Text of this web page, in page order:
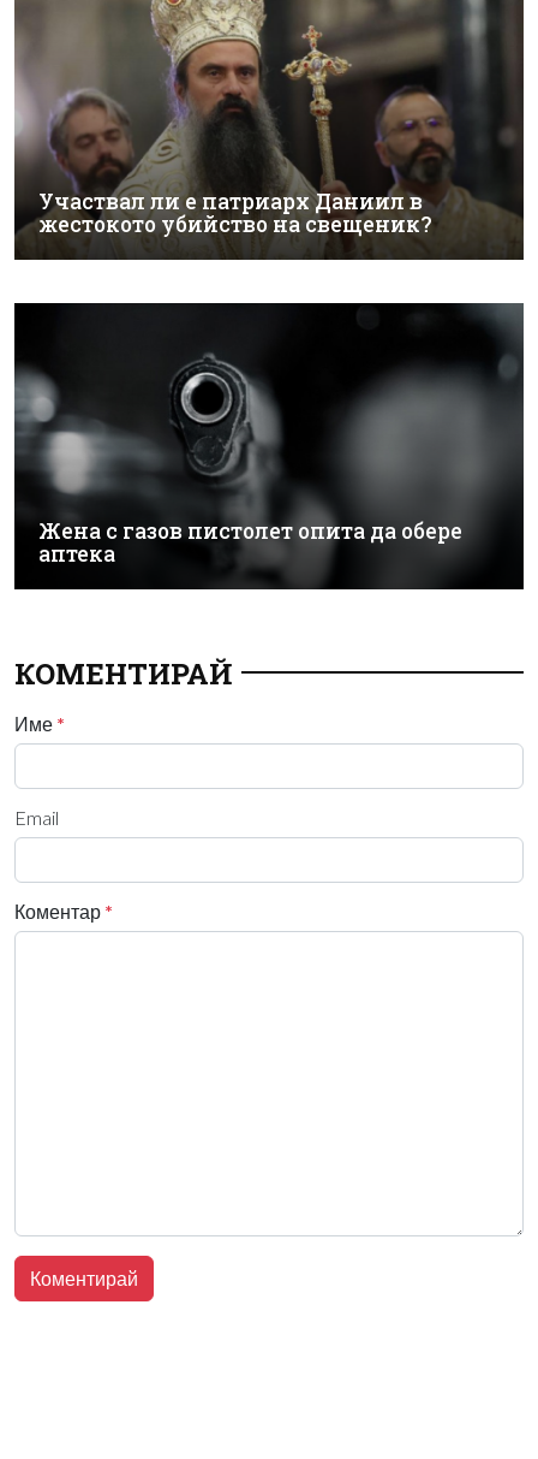
Участвал ли е патриарх Даниил в
жестокото убийство на свещеник?
Жена с газов пистолет опита да обере
аптека
КОМЕНТИРАЙ
Име *
Email
Коментар *